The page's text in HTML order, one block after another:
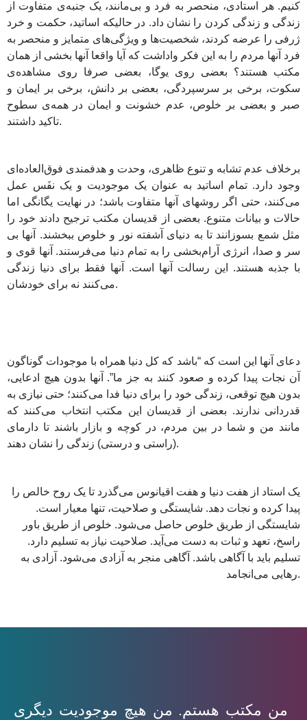
کنیم. هر استادی، منحصر به ‌فرد و بی‌مانند، یک جنبه‌ی متفاوت از
زندگی و زندگی کردن را نشان داد. در حالیکه اساتید، حکمت و خرد
ژرفی را عرضه کردند، شخصیت‌ها و ویژگی‌های متمایز و منحصر به‌
فرد آنها مردم را به این فکر واداشت که آیا واقعا آنها بخشی از همان
مکتب هستند؟ بعضی روی یوگا، بعضی صرفا روی مشاهده‌ی
سکوت، برخی بر سرسپردگی، بعضی بر دانش، برخی بر ایمان و
صبر و بعضی بر خلوص، عدم خشونت و ایمان در همه‌ی سطوح
تاکید داشتند.
برخلاف عدم تشابه و تنوع ظاهری، وحدت و هدفمندی فوق‌العاده‌ای
وجود دارد. تمام اساتید به عنوان یک موجودیت و یک نفَس عمل
می‌کنند، حتی اگر روشهای آنها متفاوت باشد؛ در نهایت یگانگی اما
حالات و بیانات متنوع. بعضی از قدیسان مکتب ترجیح دادند خود را
مثل شمع بسوزانند تا به دنیای آشفته نور و خلوص ببخشند. آنها بی
سر و صدا، انرژی آرام‌بخشی را به تمام دنیا می‌فرستند. آنها قوی و
با جذبه هستند. این رسالت آنها است. آنها فقط برای دنیا زندگی
می‌کنند نه برای خودشان.
دعای آنها این است که “باشد که کل دنیا همراه با موجودات گوناگون
آن نجات پیدا کرده و صعود کنند به جز ما”. آنها بدون هیچ ادعایی،
بدون هیچ توقعی، زندگی خود را برای دنیا فدا می‌کنند؛ حتی نیازی به
قدردانی ندارند. بعضی از قدیسان این مکتب انتخاب می‌کنند که
مانند من و شما در بین مردم، در کوچه و بازار باشند تا دارمای
(راستی و درستی) زندگی را نشان دهند.
یک استاد از هفت دنیا و هفت اقیانوس می‌گذرد تا یک روح خالص را
پیدا کرده و نجات دهد. شایستگی و صلاحیت، تنها معیار است.
شایستگی از طریق خلوص حاصل می‌شود. خلوص از طریق باور
راسخ، تعهد و ثبات به دست می‌آید. صلاحیت نیاز به تسلیم دارد.
تسلیم باید با آگاهی باشد. آگاهی منجر به آزادی می‌شود. آزادی به
رهایی می‌انجامد.
من مکتب هستم. من هیچ موجودیت دیگری